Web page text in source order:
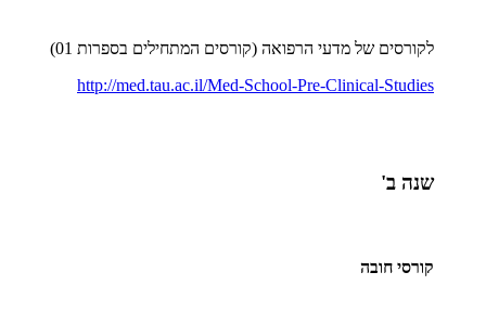
לקורסים של מדעי הרפואה (קורסים המתחילים בספרות 01)
http://med.tau.ac.il/Med-School-Pre-Clinical-Studies
שנה ב'
קורסי חובה